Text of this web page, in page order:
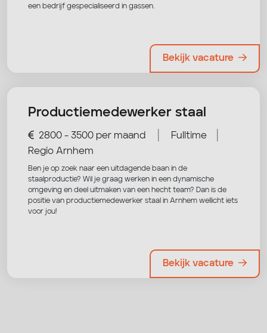
een bedrijf gespecialiseerd in gassen.
Bekijk vacature
Productiemedewerker staal
2800 - 3500 per maand Fulltime
Regio Arnhem
Ben je op zoek naar een uitdagende baan in de
staalproductie? Wil je graag werken in een dynamische
omgeving en deel uitmaken van een hecht team? Dan is de
positie van productiemedewerker staal in Arnhem wellicht iets
voor jou!
Bekijk vacature